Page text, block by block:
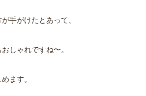
手がけたとあって、
しゃれですね〜。
ます。